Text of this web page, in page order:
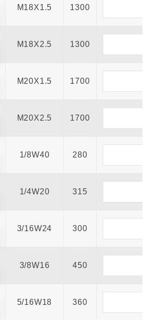
M18X1.5 1300
M18X2.5 1300
M20X1.5 1700
M20X2.5 1700
1/8W40 280
1/4W20 315
3/16W24 300
3/8W16 450
5/16W18 360